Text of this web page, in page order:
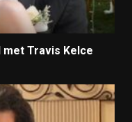
Travis Kelce